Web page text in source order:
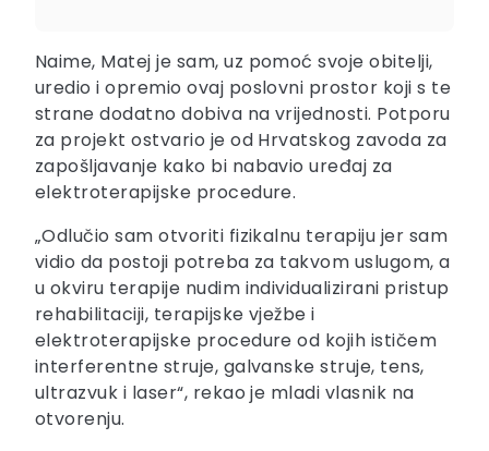
Naime, Matej je sam, uz pomoć svoje obitelji,
uredio i opremio ovaj poslovni prostor koji s te
strane dodatno dobiva na vrijednosti. Potporu
za projekt ostvario je od Hrvatskog zavoda za
zapošljavanje kako bi nabavio uređaj za
elektroterapijske procedure.
„Odlučio sam otvoriti fizikalnu terapiju jer sam
vidio da postoji potreba za takvom uslugom, a
u okviru terapije nudim individualizirani pristup
rehabilitaciji, terapijske vježbe i
elektroterapijske procedure od kojih ističem
interferentne struje, galvanske struje, tens,
ultrazvuk i laser“, rekao je mladi vlasnik na
otvorenju.